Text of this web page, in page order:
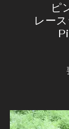
ピ
レー